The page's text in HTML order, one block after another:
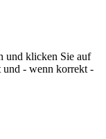
und klicken Sie auf
- wenn korrekt -